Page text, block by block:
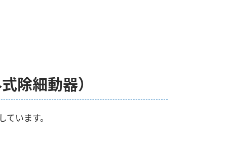
除細動器）
います。